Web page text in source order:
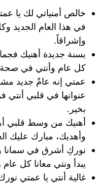
خالص أمنياتي لك يا
في هذا العام الجديد
وإشراقاً.
بسنة جديدة أهنيك
كل عام وأنتي في صحة
عمتي إنه عامٌ جديد
عنوانها في قلبي أنتي
بخير.
أهنيك من وسط قلبي
وأهديك، مبارك عليك
نوركِ أشرق في سمانا
يبدأ ونتي معانا كل
غالية أنتي يا عمتي